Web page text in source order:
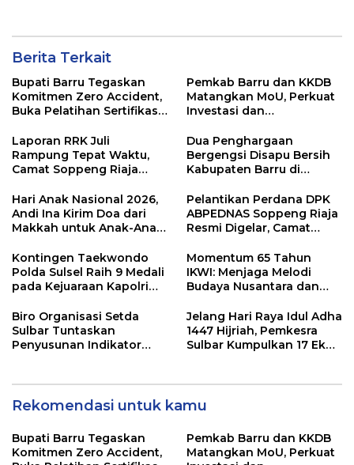
Berita Terkait
Bupati Barru Tegaskan
Komitmen Zero Accident,
Buka Pelatihan Sertifikasi
Pemkab Barru dan KKDB
Matangkan MoU, Perkuat
Investasi dan
Laporan RRK Juli
Rampung Tepat Waktu,
Camat Soppeng Riaja
dan Kelurahan
Dua Penghargaan
Bergengsi Disapu Bersih
Kabupaten Barru di
Hari Anak Nasional 2026,
Andi Ina Kirim Doa dari
Makkah untuk Anak-Anak
Pelantikan Perdana DPK
ABPEDNAS Soppeng Riaja
Resmi Digelar, Camat
Wujudkan Desa Maju
Kontingen Taekwondo
Polda Sulsel Raih 9 Medali
pada Kejuaraan Kapolri
Momentum 65 Tahun
IKWI: Menjaga Melodi
Budaya Nusantara dan
Pers
Biro Organisasi Setda
Sulbar Tuntaskan
Penyusunan Indikator
Jelang Hari Raya Idul Adha
1447 Hijriah, Pemkesra
Sulbar Kumpulkan 17 Ekor
Rekomendasi untuk kamu
Bupati Barru Tegaskan
Komitmen Zero Accident,
Pemkab Barru dan KKDB
Matangkan MoU, Perkuat